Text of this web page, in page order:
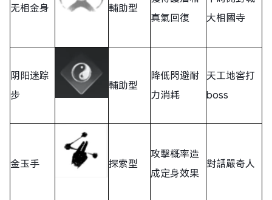
无相金身 輔助型
真氣回復
大相國寺
阴阳迷踪
步
輔助型
降低閃避耐
力消耗
天工地窖打
boss
金玉手 探索型
攻擊概率造
成定身效果
對話嚴奇人